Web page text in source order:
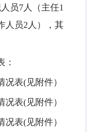
员7人（主任1
人员2人），其
：
况表(见附件）
况表(见附件）
况表(见附件）